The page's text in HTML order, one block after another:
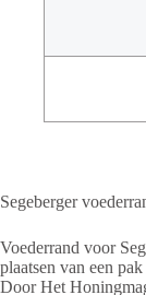
Segeberger
Voederrand voor
plaatsen van een
Door Het